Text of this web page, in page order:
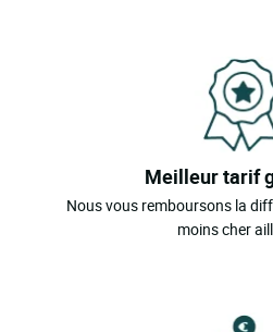
Meilleur tarif
Nous vous remboursons la
moins cher